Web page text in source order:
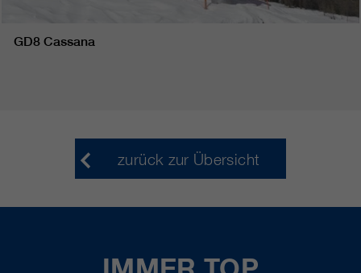
GD8 Cassana
zurück zur Übersicht